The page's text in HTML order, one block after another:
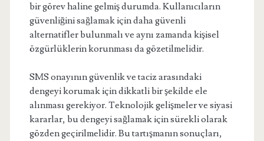
bir görev haline gelmiş durumda. Kullanıcıların
güvenliğini sağlamak için daha güvenli
alternatifler bulunmalı ve aynı zamanda kişisel
özgürlüklerin korunması da gözetilmelidir.
SMS onayının güvenlik ve taciz arasındaki
dengeyi korumak için dikkatli bir şekilde ele
alınması gerekiyor. Teknolojik gelişmeler ve siyasi
kararlar, bu dengeyi sağlamak için sürekli olarak
gözden geçirilmelidir. Bu tartışmanın sonuçları,